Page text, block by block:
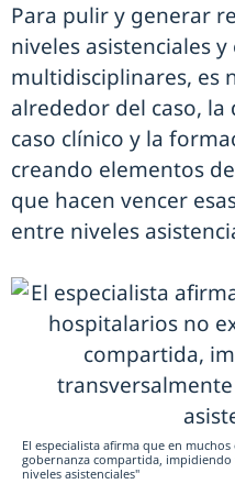
Para pulir y generar
niveles asistenciales
multidisciplinares, es
alrededor del caso,
caso clínico y la
creando elementos
que hacen vencer
entre niveles
El especialista afirma que en
gobernanza compartida,
niveles asistenciales"